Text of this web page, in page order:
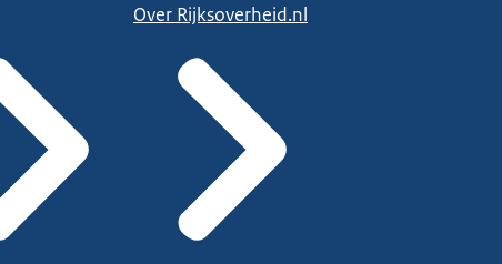
Over Rijksoverheid.nl